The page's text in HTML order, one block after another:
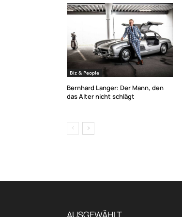
Biz & People
Bernhard Langer: Der Mann, den
das Alter nicht schlägt
AUSGEWÄHLT